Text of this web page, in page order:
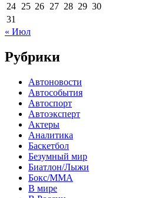
24 25 26 27 28 29 30
31
« Июл
Рубрики
Автоновости
Автособытия
Автоспорт
Автоэксперт
Актеры
Аналитика
Баскетбол
Безумный мир
Биатлон/Лыжи
Бокс/MMA
В мире